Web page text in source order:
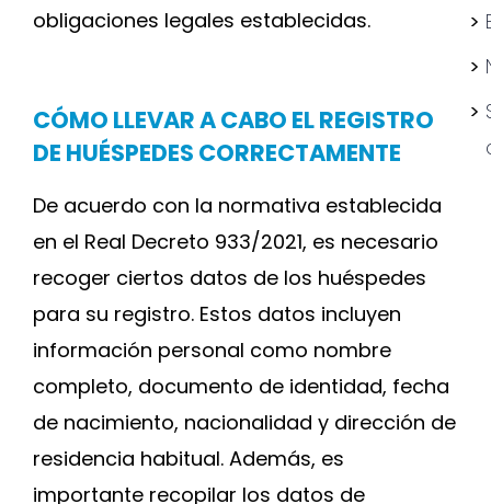
obligaciones legales establecidas.
CÓMO LLEVAR A CABO EL REGISTRO
DE HUÉSPEDES CORRECTAMENTE
De acuerdo con la normativa establecida
en el Real Decreto 933/2021, es necesario
recoger ciertos datos de los huéspedes
para su registro. Estos datos incluyen
información personal como nombre
completo, documento de identidad, fecha
de nacimiento, nacionalidad y dirección de
residencia habitual. Además, es
importante recopilar los datos de